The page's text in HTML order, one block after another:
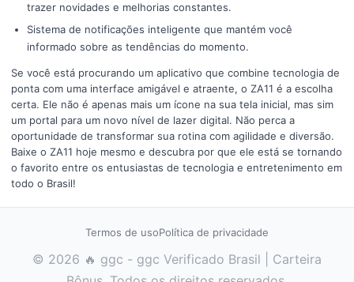
trazer novidades e melhorias constantes.
Sistema de notificações inteligente que mantém você
informado sobre as tendências do momento.
Se você está procurando um aplicativo que combine tecnologia de
ponta com uma interface amigável e atraente, o ZA11 é a escolha
certa. Ele não é apenas mais um ícone na sua tela inicial, mas sim
um portal para um novo nível de lazer digital. Não perca a
oportunidade de transformar sua rotina com agilidade e diversão.
Baixe o ZA11 hoje mesmo e descubra por que ele está se tornando
o favorito entre os entusiastas de tecnologia e entretenimento em
todo o Brasil!
Termos de usoPolítica de privacidade
© 2026 🔥 ggc - ggc Verificado Brasil | Carteira